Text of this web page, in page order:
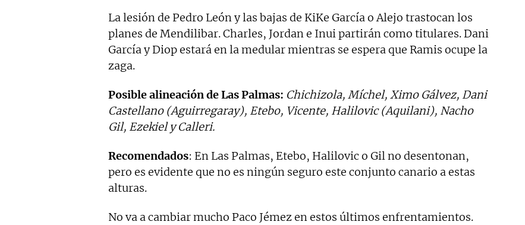
La lesión de Pedro León y las bajas de KiKe García o Alejo trastocan los
planes de Mendilibar. Charles, Jordan e Inui partirán como titulares. Dani
García y Diop estará en la medular mientras se espera que Ramis ocupe la
zaga.
Posible alineación de Las Palmas: Chichizola, Míchel, Ximo Gálvez, Dani
Castellano (Aguirregaray), Etebo, Vicente, Halilovic (Aquilani), Nacho
Gil, Ezekiel y Calleri.
Recomendados: En Las Palmas, Etebo, Halilovic o Gil no desentonan,
pero es evidente que no es ningún seguro este conjunto canario a estas
alturas.
No va a cambiar mucho Paco Jémez en estos últimos enfrentamientos.